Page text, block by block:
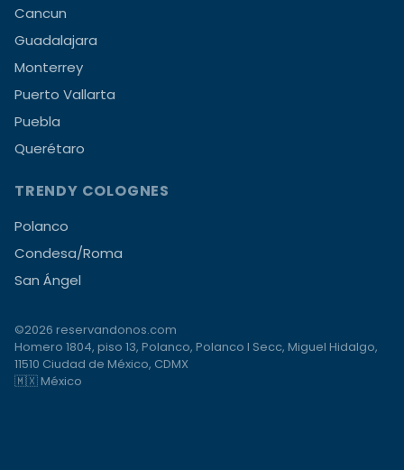
Cancun
Guadalajara
Monterrey
Puerto Vallarta
Puebla
Querétaro
TRENDY COLOGNES
Polanco
Condesa/Roma
San Ángel
©2026 reservandonos.com
Homero 1804, piso 13, Polanco, Polanco I Secc, Miguel Hidalgo,
11510 Ciudad de México, CDMX
🇲🇽 México